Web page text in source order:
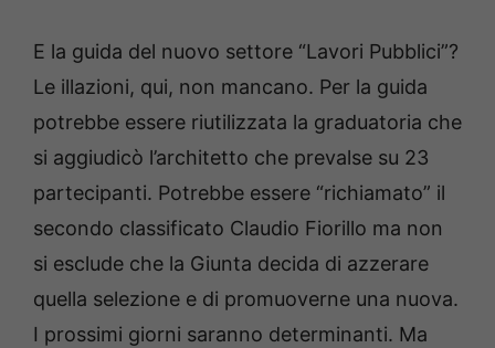
E la guida del nuovo settore “Lavori Pubblici”?
Le illazioni, qui, non mancano. Per la guida
potrebbe essere riutilizzata la graduatoria che
si aggiudicò l’architetto che prevalse su 23
partecipanti. Potrebbe essere “richiamato” il
secondo classificato Claudio Fiorillo ma non
si esclude che la Giunta decida di azzerare
quella selezione e di promuoverne una nuova.
I prossimi giorni saranno determinanti. Ma